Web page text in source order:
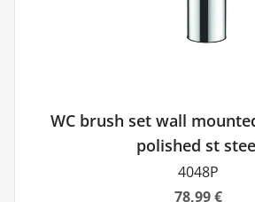
WC brush set wall
polished st
4048P
78,99 €